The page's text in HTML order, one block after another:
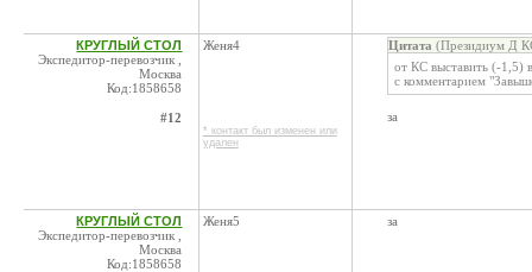
КРУГЛЫЙ СТОЛ
Экспедитор-перевозчик ,
Москва
Код:1858658
#12
Женя4
* контакт был изменен или
удален
Цитата (Президиум Д
от КС выставить (-
с комментарием
за
КРУГЛЫЙ СТОЛ
Экспедитор-перевозчик ,
Москва
Код:1858658
Женя5 за